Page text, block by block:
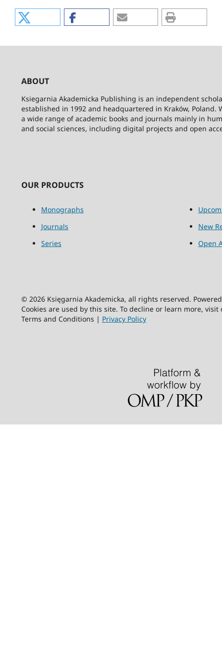
ABOUT
Ksiegarnia Akademicka Publishing is an independent
established in 1992 and headquartered in Kraków, Poland.
a wide range of academic books and journals mainly in
and social sciences, including digital projects and open
OUR PRODUCTS
Monographs
Journals
Series
New
Open
© 2026 Księgarnia Akademicka, all rights reserved.
Cookies are used by this site. To decline or learn more,
Terms and Conditions | Privacy Policy